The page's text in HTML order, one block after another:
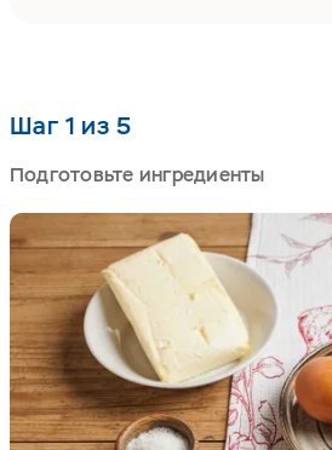
Шаг 1 из 5
Подготовьте ингредиенты